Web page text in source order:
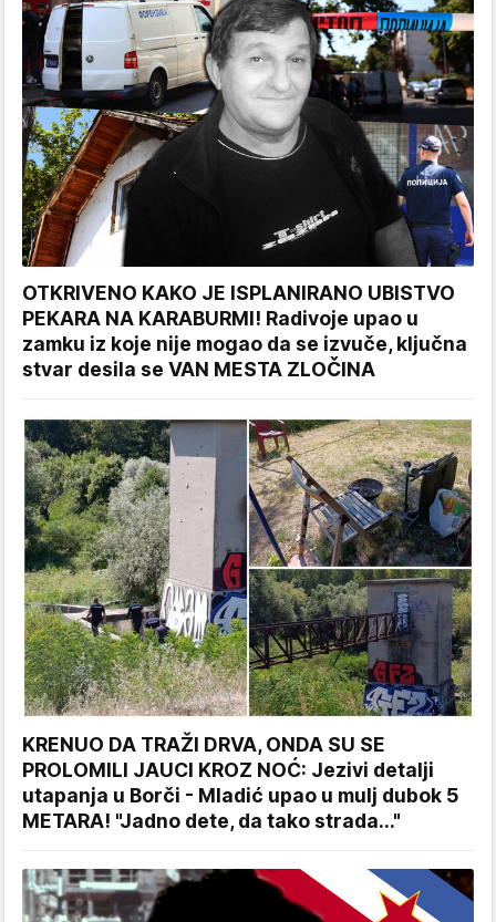
OTKRIVENO KAKO JE ISPLANIRANO UBISTVO
PEKARA NA KARABURMI! Radivoje upao u
zamku iz koje nije mogao da se izvuče, ključna
stvar desila se VAN MESTA ZLOČINA
KRENUO DA TRAŽI DRVA, ONDA SU SE
PROLOMILI JAUCI KROZ NOĆ: Jezivi detalji
utapanja u Borči - Mladić upao u mulj dubok 5
METARA! "Jadno dete, da tako strada..."